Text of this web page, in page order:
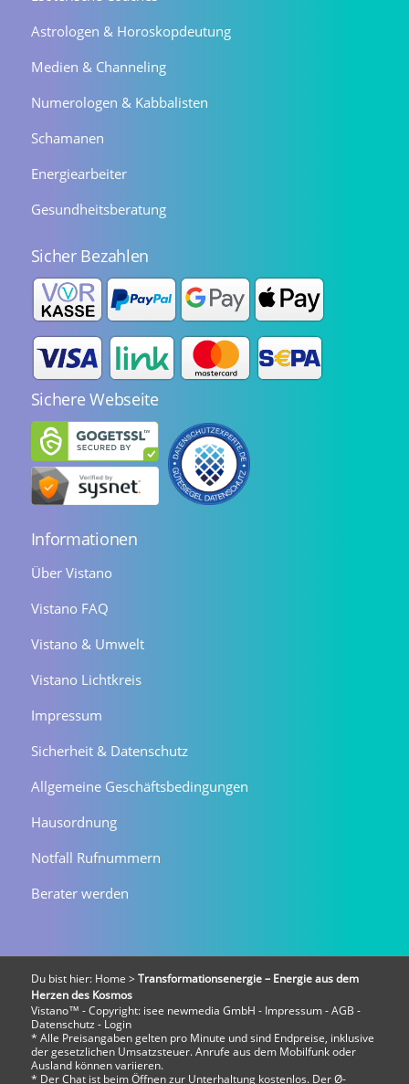
Astrologen & Horoskopdeutung
Medien & Channeling
Numerologen & Kabbalisten
Schamanen
Energiearbeiter
Gesundheitsberatung
Sicher Bezahlen
Sichere Webseite
Informationen
Über Vistano
Vistano FAQ
Vistano & Umwelt
Vistano Lichtkreis
Impressum
Sicherheit & Datenschutz
Allgemeine Geschäftsbedingungen
Hausordnung
Notfall Rufnummern
Berater werden
Du bist hier: Home > Transformationsenergie – Energie aus dem
Herzen des Kosmos
Vistano™ - Copyright: isee newmedia GmbH - Impressum-AGB -
Datenschutz - Login
* Alle Preisangaben gelten pro Minute und sind Endpreise, inklusive
der gesetzlichen Umsatzsteuer. Anrufe aus dem Mobilfunk oder
Ausland können variieren.
* Der Chat ist beim Öffnen zur Unterhaltung kostenlos. Der Ø-